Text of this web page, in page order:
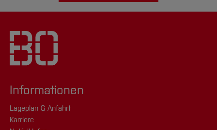
Informationen
Lageplan & Anfahrt
Karriere